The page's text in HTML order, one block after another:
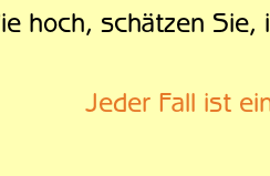
hoch, schätzen Sie,
Jeder Fall ist